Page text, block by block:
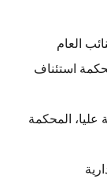
العام
استئناف
المحكمة